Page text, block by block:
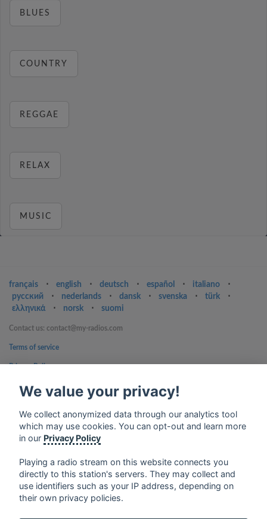
BLUES
COUNTRY
REGGAE
RELAX
MUSIC
français ⋅ english ⋅ deutsch ⋅ español ⋅ italiano
⋅
русский
⋅ nederlands ⋅ dansk ⋅ svenska ⋅ türk
⋅
ελληνικά
⋅ norsk ⋅ suomi
Contact us: contact@my-radios.com
Terms of service
Privacy Policy
Google Play and the Google Play logo are trademarks of Google Inc.
We value your privacy!
We collect anonymized data through our analytics tool
which may use cookies. You can opt-out and learn more
in our Privacy Policy
Playing a radio stream on this website connects you
directly to this station's servers. They may collect and
use identifiers such as your IP address, depending on
their own privacy policies.